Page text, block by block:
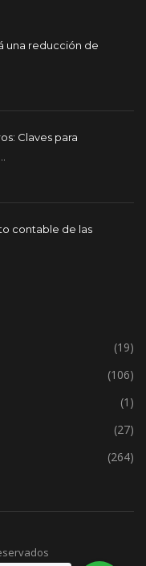
una reducción de
Claves para
contable de las
(19)
(106)
(1)
(27)
(264)